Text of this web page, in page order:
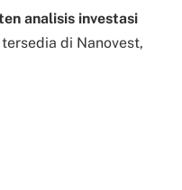
analisis investasi
di Nanovest,